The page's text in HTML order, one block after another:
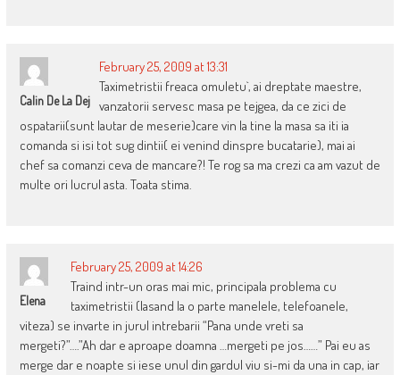
Calin De La Dej
February 25, 2009 at 13:31
Taximetristii freaca omuletu`, ai dreptate maestre,
vanzatorii servesc masa pe tejgea, da ce zici de
ospatarii(sunt lautar de meserie)care vin la tine la masa sa iti ia
comanda si isi tot sug dintii( ei venind dinspre bucatarie), mai ai
chef sa comanzi ceva de mancare?! Te rog sa ma crezi ca am vazut de
multe ori lucrul asta. Toata stima.
Elena
February 25, 2009 at 14:26
Traind intr-un oras mai mic, principala problema cu
taximetristii (lasand la o parte manelele, telefoanele,
viteza) se invarte in jurul intrebarii “Pana unde vreti sa
mergeti?”….”Ah dar e aproape doamna …mergeti pe jos……” Pai eu as
merge dar e noapte si iese unul din gardul viu si-mi da una in cap, iar